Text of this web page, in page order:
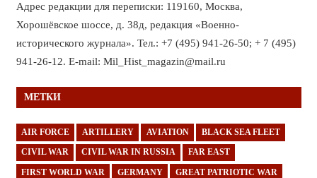
Адрес редакции для переписки: 119160, Москва,
Хорошёвское шоссе, д. 38д, редакция «Военно-
исторического журнала». Тел.: +7 (495) 941-26-50; + 7 (495)
941-26-12. E-mail: Mil_Hist_magazin@mail.ru
МЕТКИ
AIR FORCE ARTILLERY AVIATION BLACK SEA FLEET
CIVIL WAR CIVIL WAR IN RUSSIA FAR EAST
FIRST WORLD WAR GERMANY GREAT PATRIOTIC WAR